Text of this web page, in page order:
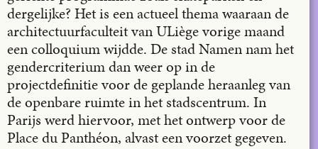
dergelijke? Het is een actueel thema waaraan de
architectuurfaculteit van ULiège vorige maand
een colloquium wijdde. De stad Namen nam het
gendercriterium dan weer op in de
projectdefinitie voor de geplande heraanleg van
de openbare ruimte in het stadscentrum. In
Parijs werd hiervoor, met het ontwerp voor de
Place du Panthéon, alvast een voorzet gegeven.